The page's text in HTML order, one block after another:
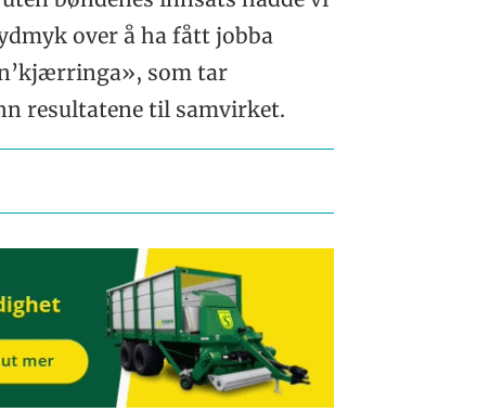
over å ha fått jobba
som tar
resultatene til samvirket.